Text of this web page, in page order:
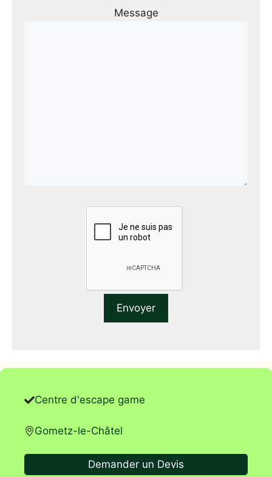
Message
Centre d'escape game
Gometz-le-Châtel
Demander un Devis